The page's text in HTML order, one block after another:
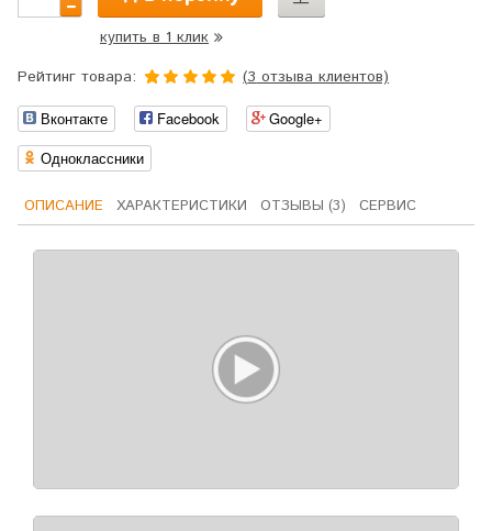
купить в 1 клик
Рейтинг товара:
основано
на
оценках
(3 отзыва клиентов)
Вконтакте Facebook
Google+
Одноклассники
ОПИСАНИЕ ХАРАКТЕРИСТИКИ ОТЗЫВЫ (3) СЕРВИС